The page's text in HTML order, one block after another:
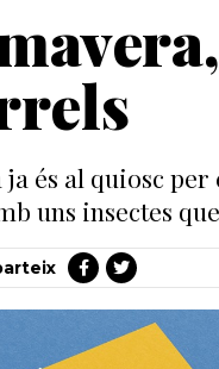
és al quiosc
uns insectes